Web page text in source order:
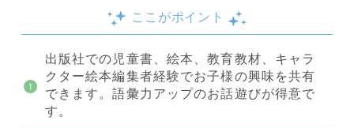
ここがポイント
出版社での児童書、絵本、教育教材、キャラ
クター絵本編集者経験でお子様の興味を共有
できます。語彙力アップのお話遊びが得意で
す。